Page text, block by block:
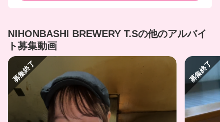
NIHONBASHI BREWERY T.Sの他のアルバイ
ト募集動画
募集終了 募集終了